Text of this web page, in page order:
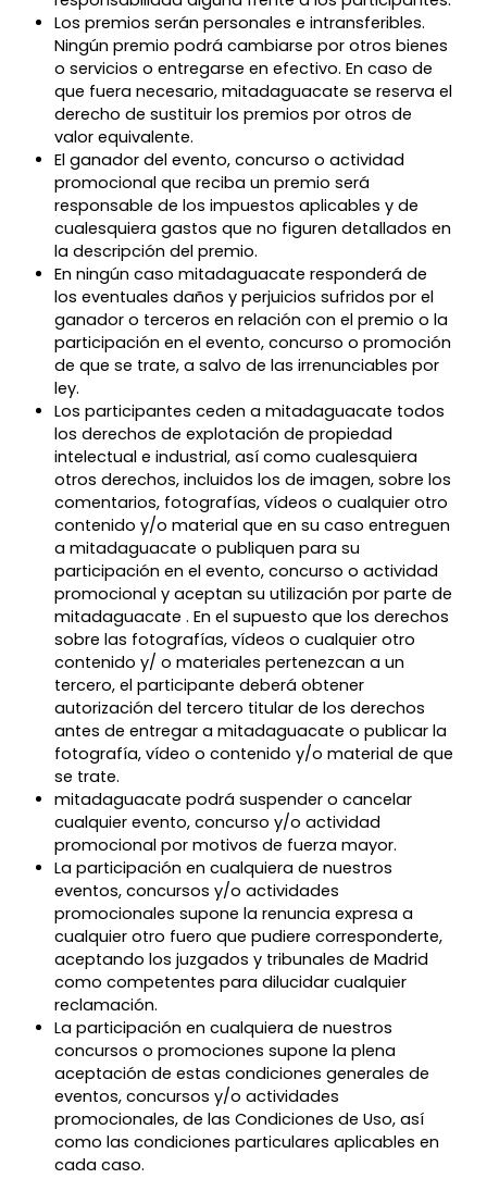
Los premios serán personales e intransferibles.
Ningún premio podrá cambiarse por otros bienes
o servicios o entregarse en efectivo. En caso de
que fuera necesario, mitadaguacate se reserva el
derecho de sustituir los premios por otros de
valor equivalente.
El ganador del evento, concurso o actividad
promocional que reciba un premio será
responsable de los impuestos aplicables y de
cualesquiera gastos que no figuren detallados en
la descripción del premio.
En ningún caso mitadaguacate responderá de
los eventuales daños y perjuicios sufridos por el
ganador o terceros en relación con el premio o la
participación en el evento, concurso o promoción
de que se trate, a salvo de las irrenunciables por
ley.
Los participantes ceden a mitadaguacate todos
los derechos de explotación de propiedad
intelectual e industrial, así como cualesquiera
otros derechos, incluidos los de imagen, sobre los
comentarios, fotografías, vídeos o cualquier otro
contenido y/o material que en su caso entreguen
a mitadaguacate o publiquen para su
participación en el evento, concurso o actividad
promocional y aceptan su utilización por parte de
mitadaguacate . En el supuesto que los derechos
sobre las fotografías, vídeos o cualquier otro
contenido y/ o materiales pertenezcan a un
tercero, el participante deberá obtener
autorización del tercero titular de los derechos
antes de entregar a mitadaguacate o publicar la
fotografía, vídeo o contenido y/o material de que
se trate.
mitadaguacate podrá suspender o cancelar
cualquier evento, concurso y/o actividad
promocional por motivos de fuerza mayor.
La participación en cualquiera de nuestros
eventos, concursos y/o actividades
promocionales supone la renuncia expresa a
cualquier otro fuero que pudiere corresponderte,
aceptando los juzgados y tribunales de Madrid
como competentes para dilucidar cualquier
reclamación.
La participación en cualquiera de nuestros
concursos o promociones supone la plena
aceptación de estas condiciones generales de
eventos, concursos y/o actividades
promocionales, de las Condiciones de Uso, así
como las condiciones particulares aplicables en
cada caso.